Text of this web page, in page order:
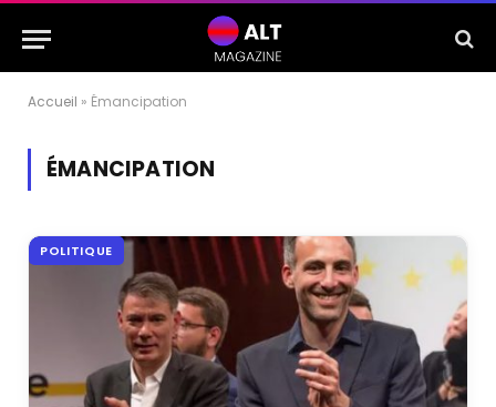
Accueil » Émancipation
ÉMANCIPATION
POLITIQUE